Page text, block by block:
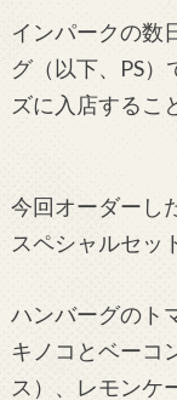
インパークの数
グ（以下、PS
ズに入店するこ
今回オーダーし
スペシャルセッ
ハンバーグのト
キノコとベーコ
ス）、レモンケ